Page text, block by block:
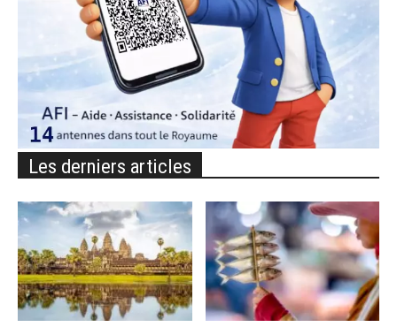
Les derniers articles